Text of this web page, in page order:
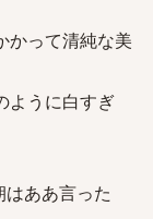
かって清純な美
ように白すぎ
はああ言った